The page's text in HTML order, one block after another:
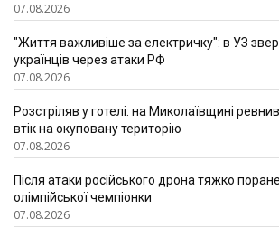
07.08.2026
"Життя важливіше за електричку": в УЗ
українців через атаки РФ
07.08.2026
Розстріляв у готелі: на Миколаївщині
втік на окуповану територію
07.08.2026
Після атаки російського дрона тяжко
олімпійської чемпіонки
07.08.2026